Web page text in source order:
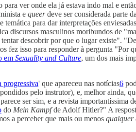
ver onde ela já estava indo mal e
e queerdeve ser considerada parte
para dar interpretações
discursos masculinos moribundos de
tentar descobrir por que o lugar existe".
isso para responder à pergunta "Por
em Sexuality and Culture, um dos mais
progressiva' que apareceu nas notícias6
pelo instrutor), e, melhor ainda,
ser sim, e a revista importantíssima
do Mein Kampfde Adolf Hitler?" A
a perceber que mais ou menos qualquer